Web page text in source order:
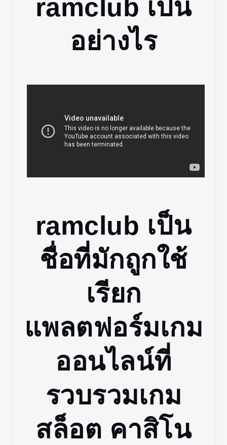
ramclub เป็น
อย่างไร
ramclub เป็น
ชื่อที่มักถูกใช้
เรียก
แพลตฟอร์มเกม
ออนไลน์ที่
รวบรวมเกม
สล็อต คาสิโน